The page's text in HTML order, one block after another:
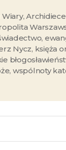
,
,
Nycz, księża
, wspólnoty